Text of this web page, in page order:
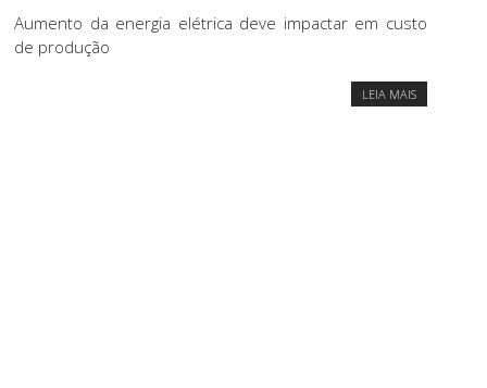
Aumento da energia elétrica deve impactar em custo
de produção
LEIA MAIS